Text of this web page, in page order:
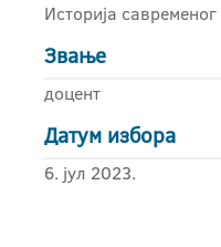
Историја
Звање
доцент
Датум избора
6. јул 2023.